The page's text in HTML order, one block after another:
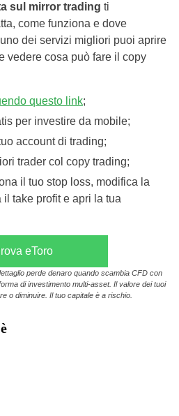
sul mirror trading ti
come funziona e dove
dei servizi migliori puoi aprire
vedere cosa può fare il copy
questo link;
per investire da mobile;
account di trading;
trader col copy trading;
il tuo stop loss, modifica la
il take profit e apri la tua
eToro
perde denaro quando scambia CFD con
di investimento multi-asset. Il valore dei tuoi
o diminuire. Il tuo capitale è a rischio.